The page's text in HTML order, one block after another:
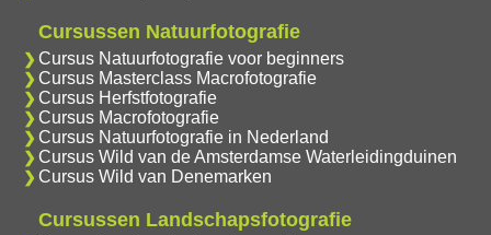
Cursussen Natuurfotografie
Cursus Natuurfotografie voor beginners
Cursus Masterclass Macrofotografie
Cursus Herfstfotografie
Cursus Macrofotografie
Cursus Natuurfotografie in Nederland
Cursus Wild van de Amsterdamse Waterleidingduinen
Cursus Wild van Denemarken
Cursussen Landschapsfotografie